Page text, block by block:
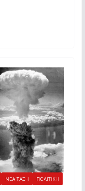
ΝΕΑ ΤΑΞΗ ΠΟΛΙΤΙΚΗ